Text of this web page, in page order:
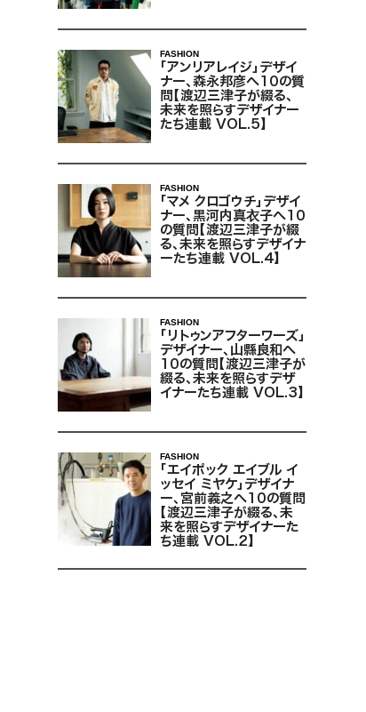
FASHION
「アンリアレイジ」デザイ
ナー、森永邦彦へ10の質
問【渡辺三津子が綴る、
未来を照らすデザイナー
たち連載 VOL.5】
FASHION
「マメ クロゴウチ」デザイ
ナー、黒河内真衣子へ10
の質問【渡辺三津子が綴
る、未来を照らすデザイナ
ーたち連載 VOL.4】
FASHION
「リトゥンアフターワーズ」
デザイナー、山縣良和へ
10の質問【渡辺三津子が
綴る、未来を照らすデザ
イナーたち連載 VOL.3】
FASHION
「エイポック エイブル イ
ッセイ ミヤケ」デザイナ
ー、宮前義之へ10の質問
【渡辺三津子が綴る、未
来を照らすデザイナーた
ち連載 VOL.2】